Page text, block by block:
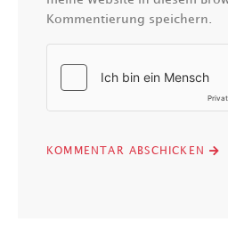
Kommentierung speichern.